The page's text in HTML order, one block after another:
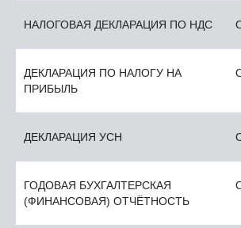
НАЛОГОВАЯ ДЕКЛАРАЦИЯ ПО НДС
ДЕКЛАРАЦИЯ ПО НАЛОГУ НА
ПРИБЫЛЬ
ДЕКЛАРАЦИЯ УСН
ГОДОВАЯ БУХГАЛТЕРСКАЯ
(ФИНАНСОВАЯ) ОТЧЁТНОСТЬ